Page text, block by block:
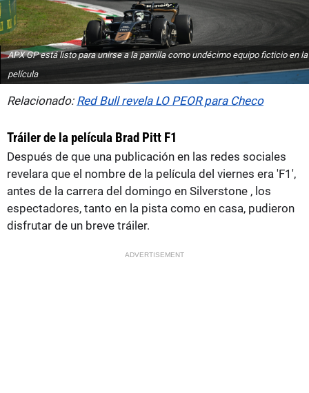
APX GP está listo para unirse a la parrilla como undécimo equipo ficticio en la
película
Relacionado: Red Bull revela LO PEOR para Checo
Tráiler de la película Brad Pitt F1
Después de que una publicación en las redes sociales
revelara que el nombre de la película del viernes era 'F1',
antes de la carrera del domingo en Silverstone , los
espectadores, tanto en la pista como en casa, pudieron
disfrutar de un breve tráiler.
ADVERTISEMENT